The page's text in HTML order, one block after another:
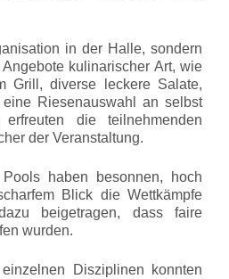
in der Halle, sondern
kulinarischer Art, wie
Grill, diverse leckere Salate,
Riesenauswahl an selbst
die teilnehmenden
der Veranstaltung.
haben besonnen, hoch
Blick die Wettkämpfe
beigetragen, dass faire
wurden.
Disziplinen konnten